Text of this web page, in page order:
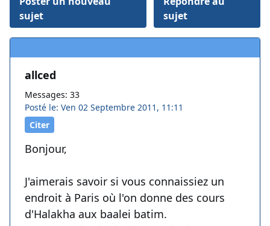
sujet
sujet
allced
Messages: 33
Posté le: Ven 02 Septembre 2011, 11:11
Citer
Bonjour,
J'aimerais savoir si vous connaissiez un
endroit à Paris où l'on donne des cours
d'Halakha aux baalei batim.